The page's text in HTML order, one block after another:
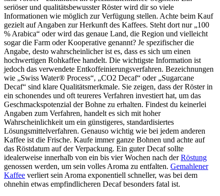
seriöser und qualitätsbewusster Röster wird dir so viele
Informationen wie möglich zur Verfügung stellen. Achte beim Kauf
gezielt auf Angaben zur Herkunft des Kaffees. Steht dort nur „100
% Arabica“ oder wird das genaue Land, die Region und vielleicht
sogar die Farm oder Kooperative genannt? Je spezifischer die
Angabe, desto wahrscheinlicher ist es, dass es sich um einen
hochwertigen Rohkaffee handelt. Die wichtigste Information ist
jedoch das verwendete Entkoffeinierungsverfahren. Bezeichnungen
wie „Swiss Water® Process“, „CO2 Decaf“ oder „Sugarcane
Decaf“ sind klare Qualitätsmerkmale. Sie zeigen, dass der Röster in
ein schonendes und oft teureres Verfahren investiert hat, um das
Geschmackspotenzial der Bohne zu erhalten. Findest du keinerlei
Angaben zum Verfahren, handelt es sich mit hoher
Wahrscheinlichkeit um ein günstigeres, standardisiertes
Lösungsmittelverfahren. Genauso wichtig wie bei jedem anderen
Kaffee ist die Frische. Kaufe immer ganze Bohnen und achte auf
das Röstdatum auf der Verpackung. Ein guter Decaf sollte
idealerweise innerhalb von ein bis vier Wochen nach derRöstung
genossen werden, um sein volles Aroma zu entfalten. Gemahlener
Kaffee verliert sein Aroma exponentiell schneller, was bei dem
ohnehin etwas empfindlicheren Decaf besonders fatal ist.